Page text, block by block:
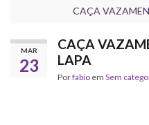
CAÇA
MAR
23
CAÇA
LAPA
Porfabio em Sem